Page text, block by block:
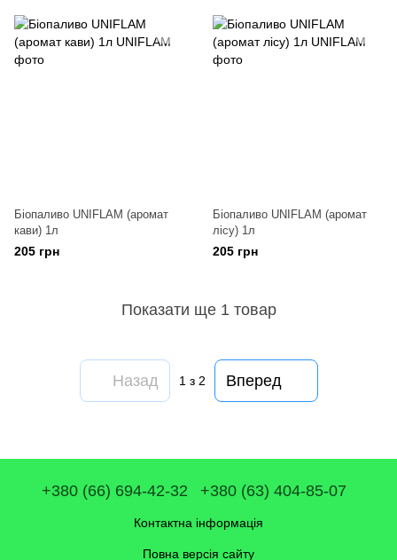
Біопаливо UNIFLAM (аромат
кави) 1л
205 грн
Біопаливо UNIFLAM (аромат
лісу) 1л
205 грн
Показати ще 1 товар
Назад 1 з 2 Вперед
+380 (66) 694-42-32 +380 (63) 404-85-07
Контактна інформація
Повна версія сайту